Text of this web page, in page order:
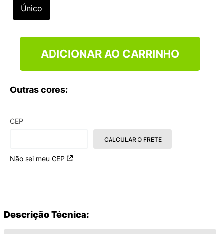
Único
ADICIONAR AO CARRINHO
Outras cores:
CEP
Não sei meu CEP
CALCULAR O FRETE
Descrição Técnica:
º
NEW 530
10º VANS TÊNIS VANS ULTRARANGE